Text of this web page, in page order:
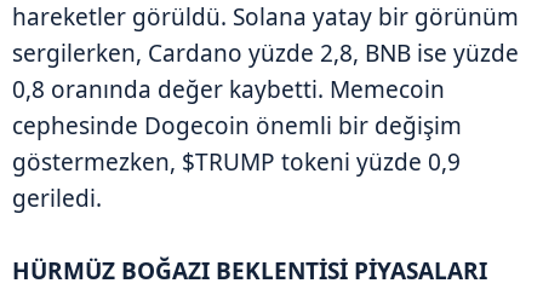
hareketler görüldü. Solana yatay bir görünüm
sergilerken, Cardano yüzde 2,8, BNB ise yüzde
0,8 oranında değer kaybetti. Memecoin
cephesinde Dogecoin önemli bir değişim
göstermezken, $TRUMP tokeni yüzde 0,9
geriledi.
HÜRMÜZ BOĞAZI BEKLENTİSİ PİYASALARI